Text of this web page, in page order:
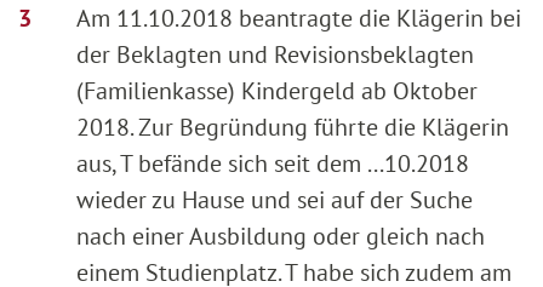
Am 11.10.2018 beantragte die Klägerin bei
der Beklagten und Revisionsbeklagten
(Familienkasse) Kindergeld ab Oktober
2018. Zur Begründung führte die Klägerin
aus, T befände sich seit dem ...10.2018
wieder zu Hause und sei auf der Suche
nach einer Ausbildung oder gleich nach
einem Studienplatz. T habe sich zudem am